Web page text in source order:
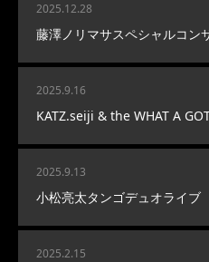
2025.12.28
藤澤ノリマサスペシャルコン
2025.9.16
KATZ.seiji & the WHAT A
2025.9.13
小松亮太タンゴデュオライブ
2025.2.15